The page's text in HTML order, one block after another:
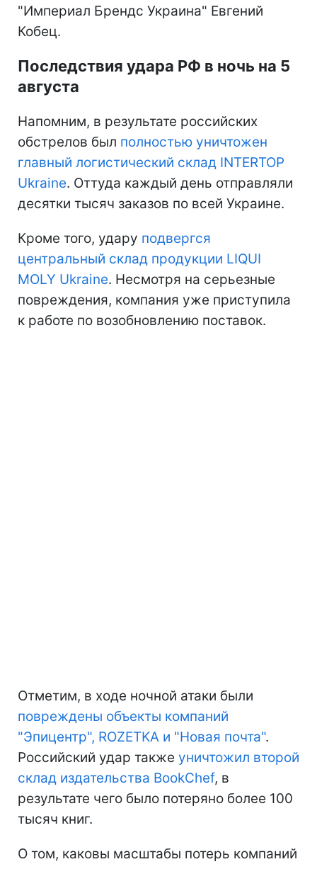
"Империал Брендс Украина" Евгений
Кобец.
Последствия удара РФ в ночь на 5
августа
Напомним, в результате российских
обстрелов был полностью уничтожен
главный логистический склад INTERTOP
Ukraine. Оттуда каждый день отправляли
десятки тысяч заказов по всей Украине.
Кроме того, удару подвергся
центральный склад продукции LIQUI
MOLY Ukraine. Несмотря на серьезные
повреждения, компания уже приступила
к работе по возобновлению поставок.
Отметим, в ходе ночной атаки были
повреждены объекты компаний
"Эпицентр", ROZETKA и "Новая почта".
Российский удар также уничтожил второй
склад издательства BookChef, в
результате чего было потеряно более 100
тысяч книг.
О том, каковы масштабы потерь компаний